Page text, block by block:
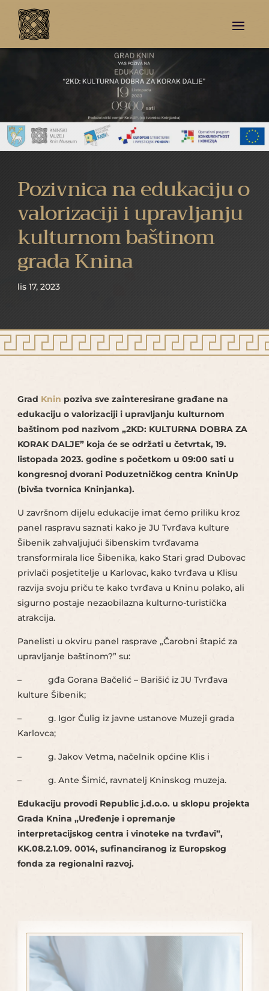
Pozivnica na edukaciju o
valorizaciji i upravljanju
kulturnom baštinom
grada Knina
lis 17, 2023
Grad Knin poziva sve zainteresirane građane na
edukaciju o valorizaciji i upravljanju kulturnom
baštinom pod nazivom „2KD: KULTURNA DOBRA ZA
KORAK DALJE” koja će se održati u četvrtak, 19.
listopada 2023. godine s početkom u 09:00 sati u
kongresnoj dvorani Poduzetničkog centra KninUp
(bivša tvornica Kninjanka).
U završnom dijelu edukacije imat ćemo priliku kroz
panel raspravu saznati kako je JU Tvrđava kulture
Šibenik zahvaljujući šibenskim tvrđavama
transformirala lice Šibenika, kako Stari grad Dubovac
privlači posjetitelje u Karlovac, kako tvrđava u Klisu
razvija svoju priču te kako tvrđava u Kninu polako, ali
sigurno postaje nezaobilazna kulturno-turistička
atrakcija.
Panelisti u okviru panel rasprave „Čarobni štapić za
upravljanje baštinom?” su:
– gđa Gorana Bačelić – Barišić iz JU Tvrđava
kulture Šibenik;
– g. Igor Čulig iz javne ustanove Muzeji grada
Karlovca;
– g. Jakov Vetma, načelnik općine Klis i
– g. Ante Šimić, ravnatelj Kninskog muzeja.
Edukaciju provodi Republic j.d.o.o. u sklopu projekta
Grada Knina „Uređenje i opremanje
interpretacijskog centra i vinoteke na tvrđavi”,
KK.08.2.1.09. 0014, sufinanciranog iz Europskog
fonda za regionalni razvoj.